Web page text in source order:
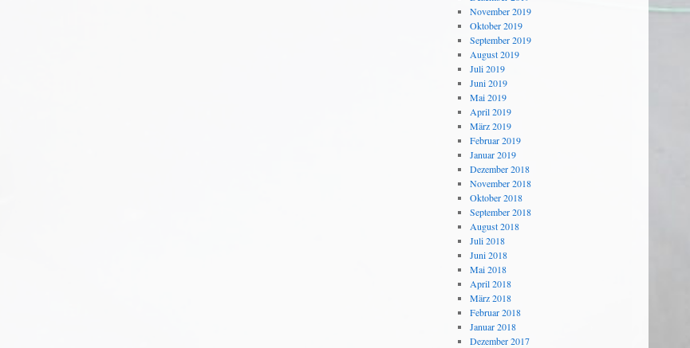
November 2019
Oktober 2019
September 2019
August 2019
Juli 2019
Juni 2019
Mai 2019
April 2019
März 2019
Februar 2019
Januar 2019
Dezember 2018
November 2018
Oktober 2018
September 2018
August 2018
Juli 2018
Juni 2018
Mai 2018
April 2018
März 2018
Februar 2018
Januar 2018
Dezember 2017